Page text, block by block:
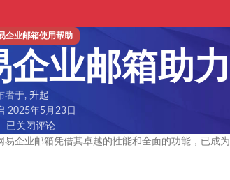
企业邮箱使用帮助
业邮箱助
者于, 升起
2025年5月23日
已关闭评论
企业邮箱凭借其卓越的性能和全面的功能，已成为